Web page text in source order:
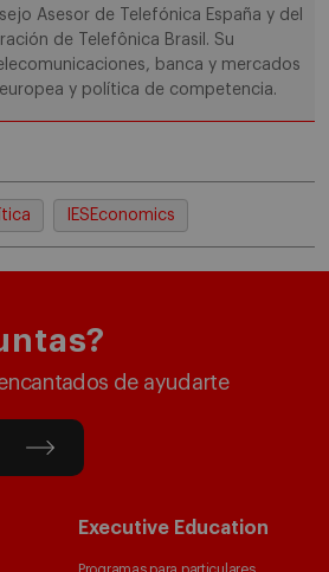
Asesor de Telefónica España y del
de Telefônica Brasil. Su
banca y mercados
y política de competencia.
IESEconomics
de ayudarte
Executive Education